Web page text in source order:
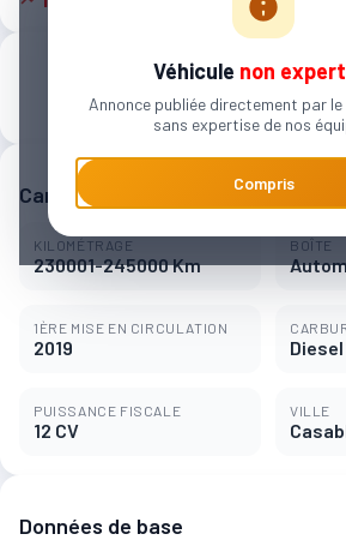
Véhicule non
Annonce publiée directement par
sans expertise de nos
Compris
Caractéristiques principales
KILOMÉTRAGE
230001-245000 Km
BOÎTE
1ÈRE MISE EN CIRCULATION
2019 Diesel
PUISSANCE FISCALE
12 CV
VILLE
Données de base